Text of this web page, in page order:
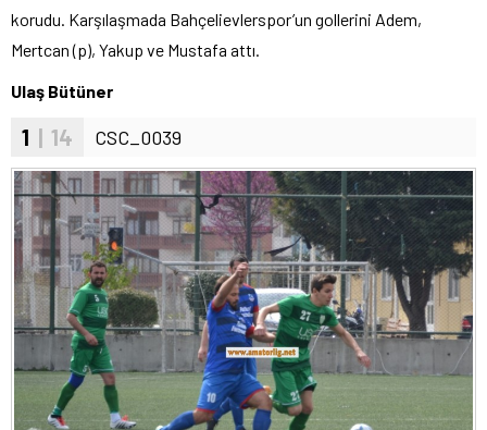
korudu. Karşılaşmada Bahçelievlerspor’un gollerini Adem,
Mertcan (p), Yakup ve Mustafa attı.
Ulaş Bütüner
1 | 14 CSC_0039